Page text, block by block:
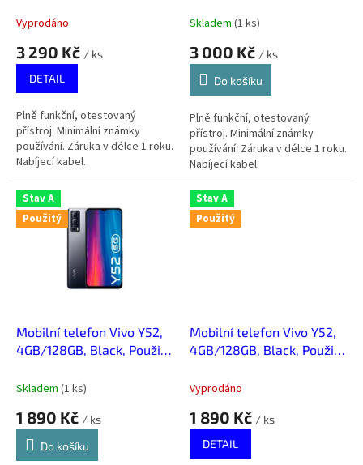
Vyprodáno
3 290 Kč / ks
DETAIL
Plně funkční, otestovaný
přístroj. Minimální známky
používání. Záruka v délce 1 roku.
Nabíjecí kabel.
Skladem (1 ks)
3 000 Kč / ks
Do košíku
Plně funkční, otestovaný
přístroj. Minimální známky
používání. Záruka v délce 1 roku.
Nabíjecí kabel.
Stav A
Použitý
Mobilní telefon Vivo Y52,
4GB/128GB, Black, Použitý
Skladem (1 ks)
1 890 Kč / ks
Do košíku
Stav A
Použitý
Mobilní telefon Vivo Y52,
4GB/128GB, Black, Použitý
Vyprodáno
1 890 Kč / ks
DETAIL